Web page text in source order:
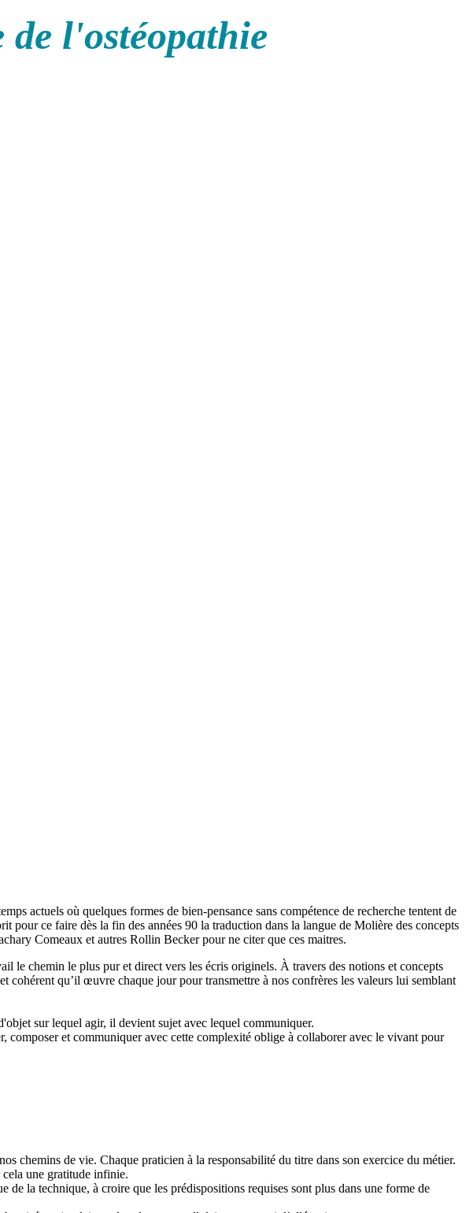
l'ostéopathie
actuels où quelques formes de bien-pensance sans compétence de recherche tentent de
pour ce faire dès la fin des années 90 la traduction dans la langue de Molière des concepts
Comeaux et autres Rollin Becker pour ne citer que ces maitres.
le chemin le plus pur et direct vers les écris originels. À travers des notions et concepts
cohérent qu’il œuvre chaque jour pour transmettre à nos confrères les valeurs lui semblant
sur lequel agir, il devient sujet avec lequel communiquer.
composer et communiquer avec cette complexité oblige à collaborer avec le vivant pour
chemins de vie. Chaque praticien à la responsabilité du titre dans son exercice du métier.
une gratitude infinie.
de la technique, à croire que les prédispositions requises sont plus dans une forme de